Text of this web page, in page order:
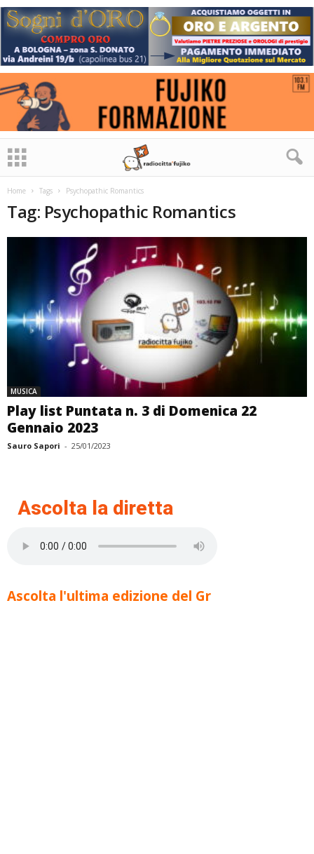
Home Tags Psychopathic Romantics
Tag: Psychopathic Romantics
MUSICA
Play list Puntata n. 3 di Domenica 22
Gennaio 2023
Sauro Sapori - 25/01/2023
Ascolta la diretta
Ascolta l'ultima edizione del Gr